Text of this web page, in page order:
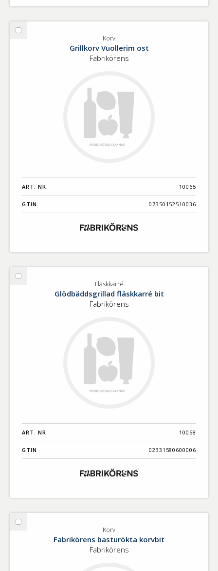
Välj
Korv
Grillkorv Vuollerim ost
Fabrikörens
ART. NR. 10065
GTIN 07350152510036
Välj
Fläskkarré
Glödbäddsgrillad fläskkarré bit
Fabrikörens
ART. NR. 10058
GTIN 02331580600006
Välj
Korv
Fabrikörens basturökta korvbit
Fabrikörens